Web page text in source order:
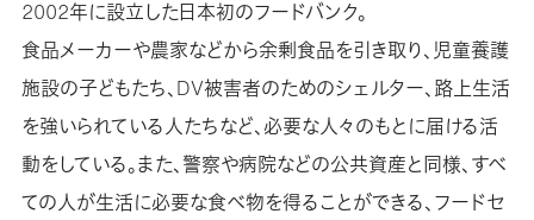
2002年に設立した日本初のフードバンク。
食品メーカーや農家などから余剰食品を引き取り、児童養護
施設の子どもたち、DV被害者のためのシェルター、路上生活
を強いられている人たちなど、必要な人々のもとに届ける活
動をしている。また、警察や病院などの公共資産と同様、すべ
ての人が生活に必要な食べ物を得ることができる、フードセ